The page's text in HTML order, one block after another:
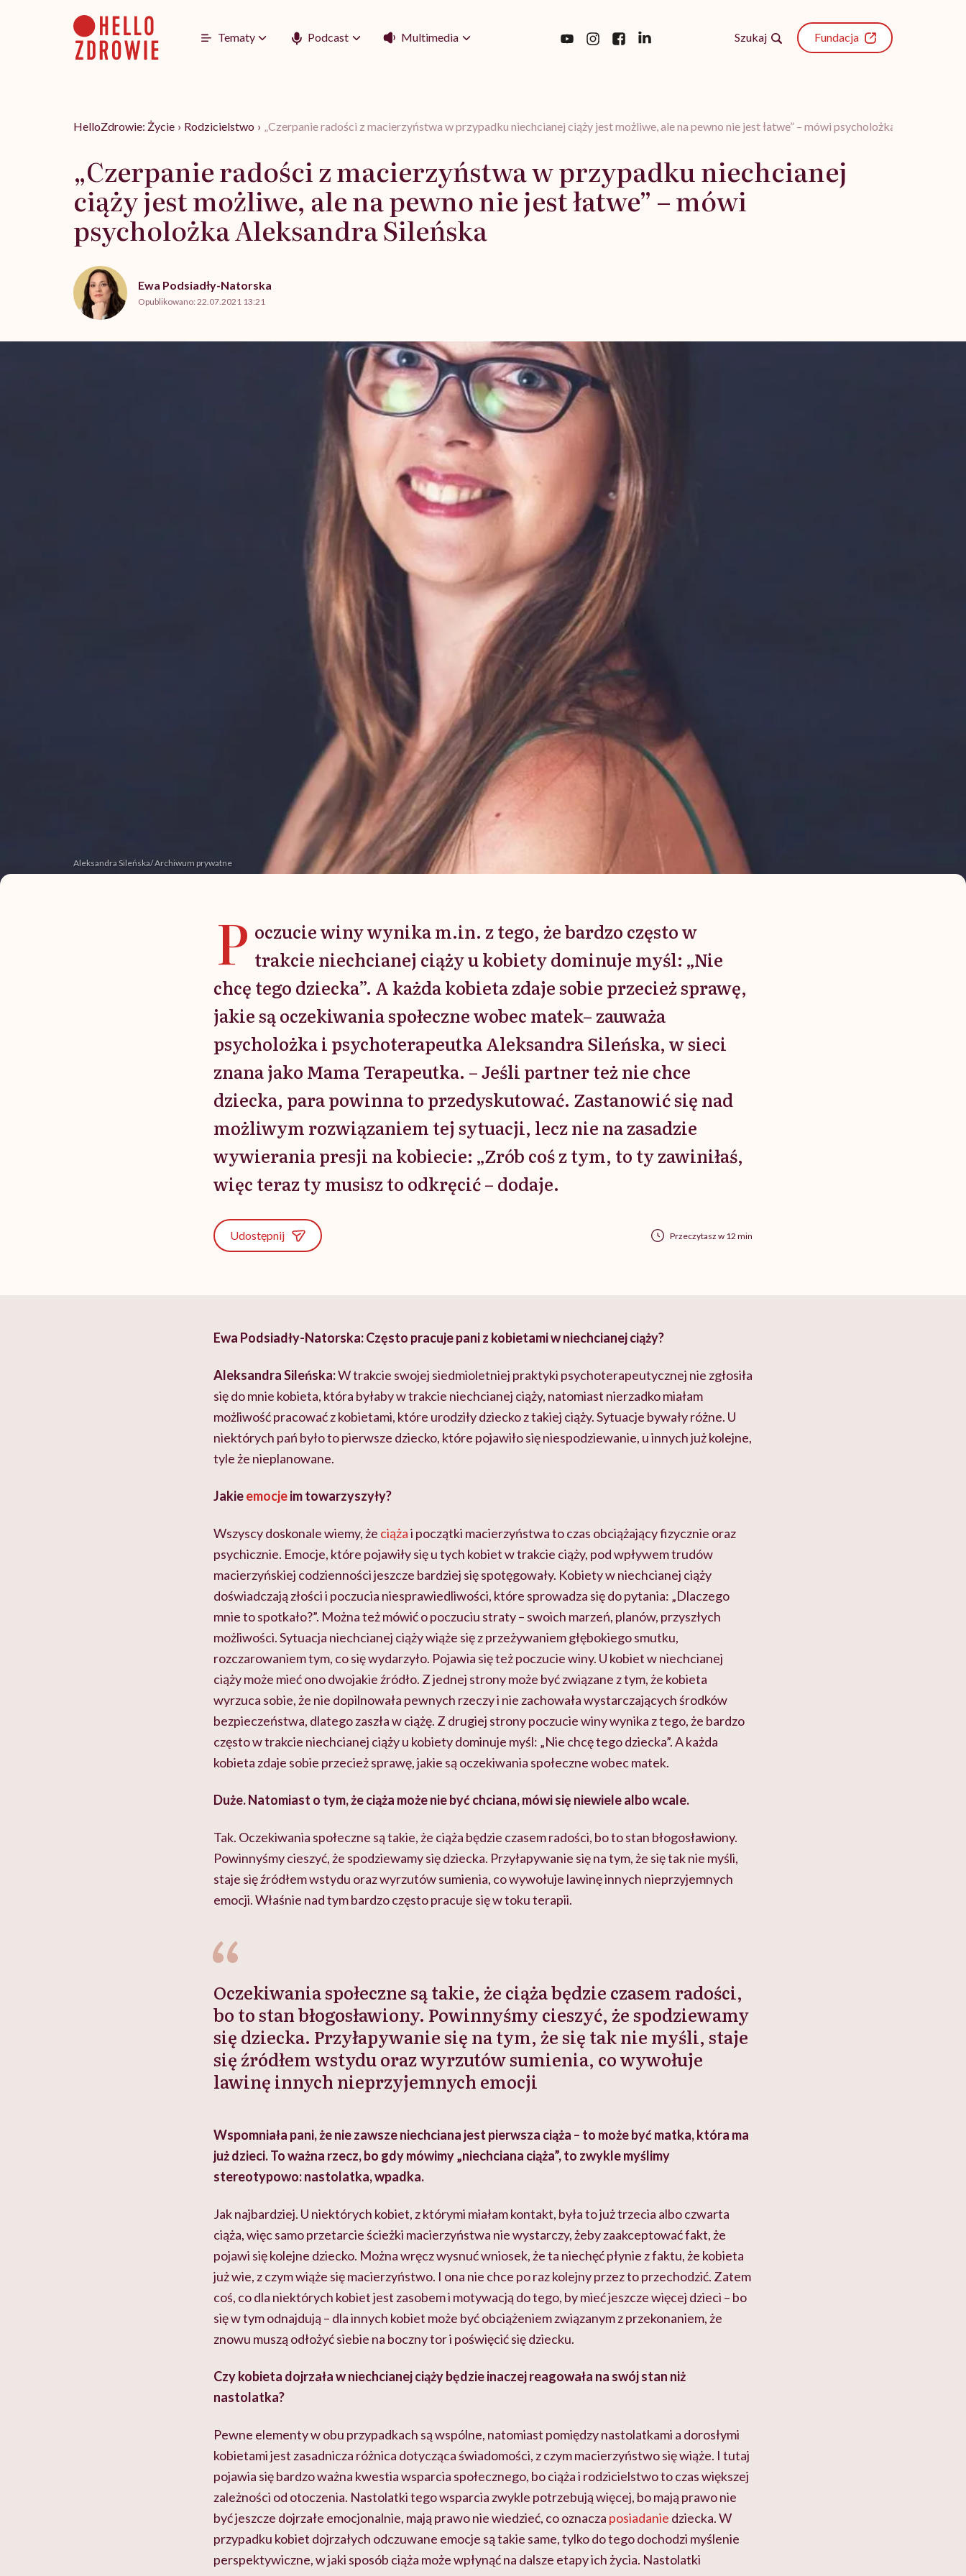
Tematy Podcast Multimedia Szukaj Fundacja
HelloZdrowie: Życie › Rodzicielstwo › „Czerpanie radości z macierzyństwa w przypadku niechcianej ciąży jest możliwe, ale na pewno nie jest łatwe” – mówi psycholożka Aleksandra
„Czerpanie radości z macierzyństwa w przypadku niechcianej
ciąży jest możliwe, ale na pewno nie jest łatwe” – mówi
psycholożka Aleksandra Sileńska
Ewa Podsiadły-Natorska
Opublikowano:22.07.2021 13:21
Aleksandra Sileńska/ Archiwum prywatne
P oczucie winy wynika m.in. z tego, że bardzo często w
trakcie niechcianej ciąży u kobiety dominuje myśl: „Nie
chcę tego dziecka”. A każda kobieta zdaje sobie przecież sprawę,
jakie są oczekiwania społeczne wobec matek– zauważa
psycholożka i psychoterapeutka Aleksandra Sileńska, w sieci
znana jako Mama Terapeutka. – Jeśli partner też nie chce
dziecka, para powinna to przedyskutować. Zastanowić się nad
możliwym rozwiązaniem tej sytuacji, lecz nie na zasadzie
wywierania presji na kobiecie: „Zrób coś z tym, to ty zawiniłaś,
więc teraz ty musisz to odkręcić – dodaje.
Udostępnij Przeczytasz w 12 min
Ewa Podsiadły-Natorska: Często pracuje pani z kobietami w niechcianej ciąży?
Aleksandra Sileńska:W trakcie swojej siedmioletniej praktyki psychoterapeutycznej nie zgłosiła
się do mnie kobieta, która byłaby w trakcie niechcianej ciąży, natomiast nierzadko miałam
możliwość pracować z kobietami, które urodziły dziecko z takiej ciąży. Sytuacje bywały różne. U
niektórych pań było to pierwsze dziecko, które pojawiło się niespodziewanie, u innych już kolejne,
tyle że nieplanowane.
Jakieemocjeim towarzyszyły?
Wszyscy doskonale wiemy, że ciążai początki macierzyństwa to czas obciążający fizycznie oraz
psychicznie. Emocje, które pojawiły się u tych kobiet w trakcie ciąży, pod wpływem trudów
macierzyńskiej codzienności jeszcze bardziej się spotęgowały. Kobiety w niechcianej ciąży
doświadczają złości i poczucia niesprawiedliwości, które sprowadza się do pytania: „Dlaczego
mnie to spotkało?”. Można też mówić o poczuciu straty – swoich marzeń, planów, przyszłych
możliwości. Sytuacja niechcianej ciąży wiąże się z przeżywaniem głębokiego smutku,
rozczarowaniem tym, co się wydarzyło. Pojawia się też poczucie winy. U kobiet w niechcianej
ciąży może mieć ono dwojakie źródło. Z jednej strony może być związane z tym, że kobieta
wyrzuca sobie, że nie dopilnowała pewnych rzeczy i nie zachowała wystarczających środków
bezpieczeństwa, dlatego zaszła w ciążę. Z drugiej strony poczucie winy wynika z tego, że bardzo
często w trakcie niechcianej ciąży u kobiety dominuje myśl: „Nie chcę tego dziecka”. A każda
kobieta zdaje sobie przecież sprawę, jakie są oczekiwania społeczne wobec matek.
Duże. Natomiast o tym, że ciąża może nie być chciana, mówi się niewiele albo wcale.
Tak. Oczekiwania społeczne są takie, że ciąża będzie czasem radości, bo to stan błogosławiony.
Powinnyśmy cieszyć, że spodziewamy się dziecka. Przyłapywanie się na tym, że się tak nie myśli,
staje się źródłem wstydu oraz wyrzutów sumienia, co wywołuje lawinę innych nieprzyjemnych
emocji. Właśnie nad tym bardzo często pracuje się w toku terapii.
Oczekiwania społeczne są takie, że ciąża będzie czasem radości,
bo to stan błogosławiony. Powinnyśmy cieszyć, że spodziewamy
się dziecka. Przyłapywanie się na tym, że się tak nie myśli, staje
się źródłem wstydu oraz wyrzutów sumienia, co wywołuje
lawinę innych nieprzyjemnych emocji
Wspomniała pani, że nie zawsze niechciana jest pierwsza ciąża – to może być matka, która ma
już dzieci. To ważna rzecz, bo gdy mówimy „niechciana ciąża”, to zwykle myślimy
stereotypowo: nastolatka, wpadka.
Jak najbardziej. U niektórych kobiet, z którymi miałam kontakt, była to już trzecia albo czwarta
ciąża, więc samo przetarcie ścieżki macierzyństwa nie wystarczy, żeby zaakceptować fakt, że
pojawi się kolejne dziecko. Można wręcz wysnuć wniosek, że ta niechęć płynie z faktu, że kobieta
już wie, z czym wiąże się macierzyństwo. I ona nie chce po raz kolejny przez to przechodzić. Zatem
coś, co dla niektórych kobiet jest zasobem i motywacją do tego, by mieć jeszcze więcej dzieci – bo
się w tym odnajdują – dla innych kobiet może być obciążeniem związanym z przekonaniem, że
znowu muszą odłożyć siebie na boczny tor i poświęcić się dziecku.
Czy kobieta dojrzała w niechcianej ciąży będzie inaczej reagowała na swój stan niż
nastolatka?
Pewne elementy w obu przypadkach są wspólne, natomiast pomiędzy nastolatkami a dorosłymi
kobietami jest zasadnicza różnica dotycząca świadomości, z czym macierzyństwo się wiąże. I tutaj
pojawia się bardzo ważna kwestia wsparcia społecznego, bo ciąża i rodzicielstwo to czas większej
zależności od otoczenia. Nastolatki tego wsparcia zwykle potrzebują więcej, bo mają prawo nie
być jeszcze dojrzałe emocjonalnie, mają prawo nie wiedzieć, co oznacza posiadanie dziecka. W
przypadku kobiet dojrzałych odczuwane emocje są takie same, tylko do tego dochodzi myślenie
perspektywiczne, w jaki sposób ciąża może wpłynąć na dalsze etapy ich życia. Nastolatki